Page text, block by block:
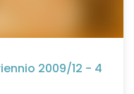
2009/12 - 4